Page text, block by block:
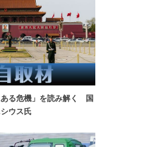
ある危機」を読み解く 国
ウス氏